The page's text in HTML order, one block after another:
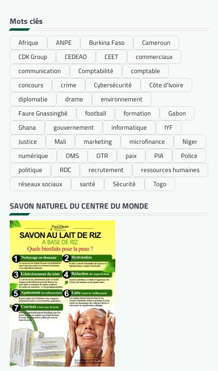
Mots clés
Afrique ANPE Burkina Faso
Cameroun
CDK Group
CEDEAO CEET
commerciaux
communication
Comptabilité
comptable
concours
crime Cybersécurité
Côte d’Ivoire
diplomatie
drame
environnement
Faure Gnassingbé
football formation
Gabon
Ghana
gouvernement informatique
IYF
Justice
Mali marketing microfinance
Niger
numérique
OMS OTR paix PIA
Police
politique
RDC recrutement
ressources humaines
réseaux sociaux
santé Sécurité Togo
SAVON NATUREL DU CENTRE DU MONDE